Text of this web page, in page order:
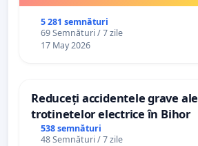
5 281 semnături
69 Semnături / 7 zile
17 May 2026
Reduceți accidentele grave ale
trotinetelor electrice în Bihor
538 semnături
48 Semnături / 7 zile